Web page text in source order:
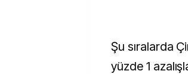
Şu sıralarda
yüzde 1